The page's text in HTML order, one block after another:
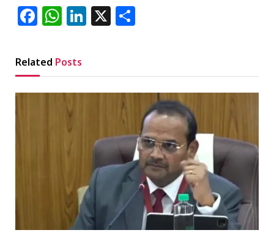
Facebook
WhatsApp
LinkedIn
X
Related Posts